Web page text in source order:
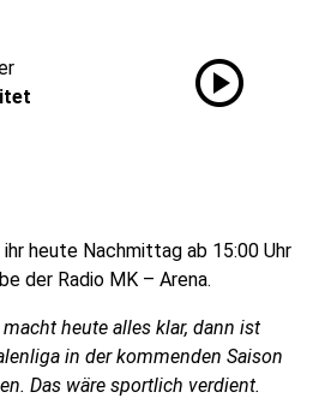
play_circle
heute Nachmittag ab 15:00 Uhr
der Radio MK – Arena.
heute alles klar, dann ist
in der kommenden Saison
Das wäre sportlich verdient.